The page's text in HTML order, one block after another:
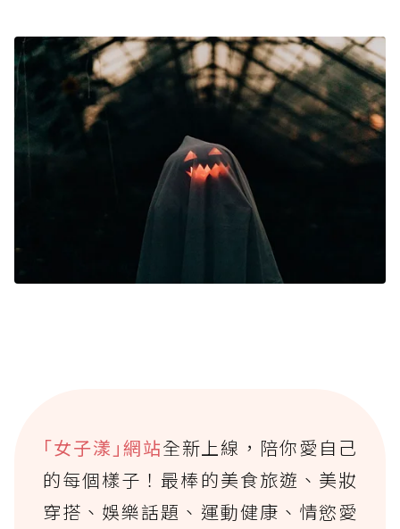
｢女子漾｣網站全新上線，陪你愛自己
的每個樣子！最棒的美食旅遊、美妝
穿搭、娛樂話題、運動健康、情慾愛